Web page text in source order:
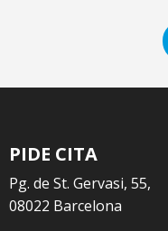
PIDE CITA
Pg. de St. Gervasi, 55,
08022 Barcelona